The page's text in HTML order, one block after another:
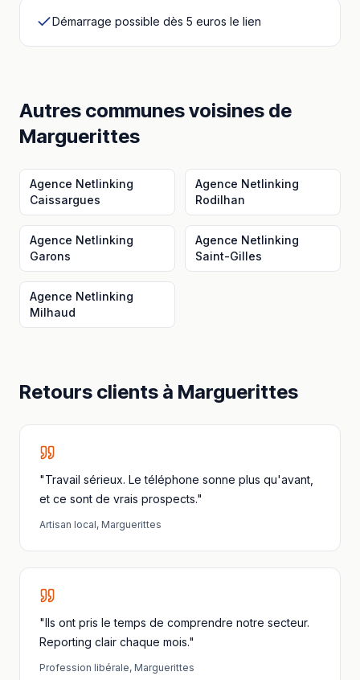
Démarrage possible dès 5 euros le lien
Autres communes voisines de
Marguerittes
Agence Netlinking
Caissargues
Agence Netlinking
Rodilhan
Agence Netlinking
Garons
Agence Netlinking
Saint-Gilles
Agence Netlinking
Milhaud
Retours clients à Marguerittes
"Travail sérieux. Le téléphone sonne plus qu'avant,
et ce sont de vrais prospects."
Artisan local, Marguerittes
"Ils ont pris le temps de comprendre notre secteur.
Reporting clair chaque mois."
Profession libérale, Marguerittes